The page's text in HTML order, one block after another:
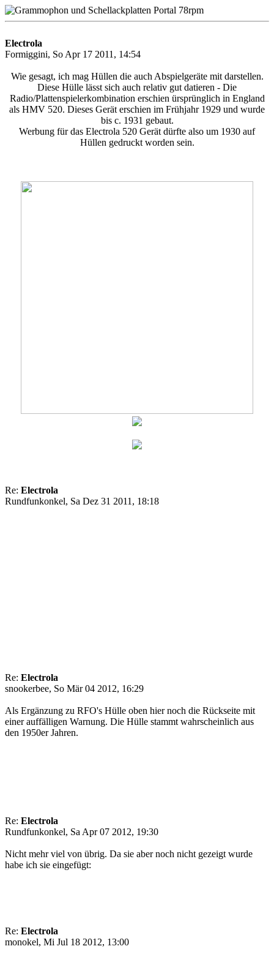
Electrola
Formiggini, So Apr 17 2011, 14:54
Wie gesagt, ich mag Hüllen die auch Abspielgeräte mit darstellen.
Diese Hülle lässt sich auch relativ gut datieren - Die
Radio/Plattenspielerkombination erschien ürsprünglich in England
als HMV 520. Dieses Gerät erschien im Frühjahr 1929 und wurde
bis c. 1931 gebaut.
Werbung für das Electrola 520 Gerät dürfte also um 1930 auf
Hüllen gedruckt worden sein.
Re: Electrola
Rundfunkonkel, Sa Dez 31 2011, 18:18
Re: Electrola
snookerbee, So Mär 04 2012, 16:29
Als Ergänzung zu RFO's Hülle oben hier noch die Rückseite mit
einer auffälligen Warnung. Die Hülle stammt wahrscheinlich aus
den 1950er Jahren.
Re: Electrola
Rundfunkonkel, Sa Apr 07 2012, 19:30
Nicht mehr viel von übrig. Da sie aber noch nicht gezeigt wurde
habe ich sie eingefügt:
Re: Electrola
monokel, Mi Jul 18 2012, 13:00